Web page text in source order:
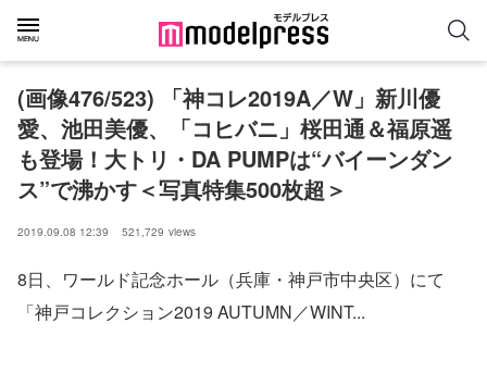
(画像476/523) 「神コレ2019A／W」新川優
愛、池田美優、「コヒバニ」桜田通＆福原遥
も登場！大トリ・DA PUMPは“バイーンダン
ス”で沸かす＜写真特集500枚超＞
2019.09.08 12:39 521,729 views
8日、ワールド記念ホール（兵庫・神戸市中央区）にて
「神戸コレクション2019 AUTUMN／WINT...